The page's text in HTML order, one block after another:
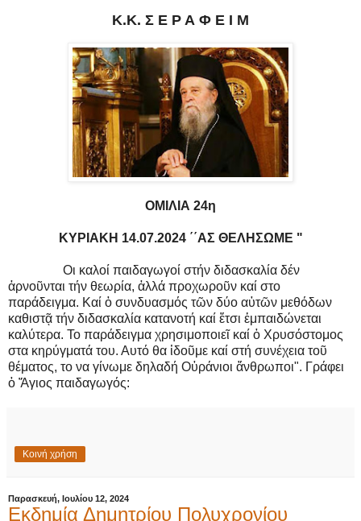
Κ.Κ. Σ Ε Ρ Α Φ Ε Ι Μ
ΟΜΙΛΙΑ 24η
ΚΥΡΙΑΚΗ 14.07.2024 ΄΄ΑΣ ΘΕΛΗΣΩΜΕ "
Οι καλοί παιδαγωγοί στήν διδασκαλία δέν
ἀρνοῦνται τήν θεωρία, ἀλλά προχωροῦν καί στο
παράδειγμα. Καί ὁ συνδυασμός τῶν δύο αὐτῶν μεθόδων
καθιστᾷ τήν διδασκαλία κατανοτή καί ἔτσι ἐμπαιδώνεται
καλύτερα. Το παράδειγμα χρησιμοποιεῖ καί ὁ Χρυσόστομος
στα κηρύγματά του. Αυτό θα ἰδοῦμε καί στή συνέχεια τοῦ
θέματος, το να γίνωμε δηλαδή Οὐράνιοι ἄνθρωποι". Γράφει
ὁ Ἅγιος παιδαγωγός:
Κοινή χρήση
Παρασκευή, Ιουλίου 12, 2024
Εκδημία Δημητρίου Πολυχρονίου